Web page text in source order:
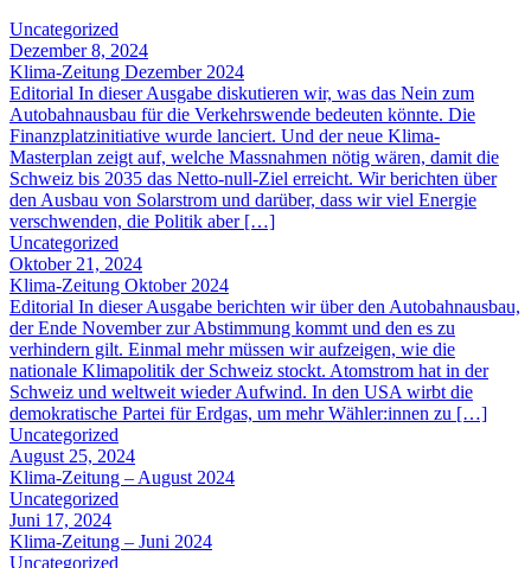
Uncategorized
Dezember 8, 2024
Klima-Zeitung Dezember 2024
Editorial In dieser Ausgabe diskutieren wir, was das Nein zum
Autobahnausbau für die Verkehrswende bedeuten könnte. Die
Finanzplatzinitiative wurde lanciert. Und der neue Klima-
Masterplan zeigt auf, welche Massnahmen nötig wären, damit die
Schweiz bis 2035 das Netto-null-Ziel erreicht. Wir berichten über
den Ausbau von Solarstrom und darüber, dass wir viel Energie
verschwenden, die Politik aber […]
Uncategorized
Oktober 21, 2024
Klima-Zeitung Oktober 2024
Editorial In dieser Ausgabe berichten wir über den Autobahnausbau,
der Ende November zur Abstimmung kommt und den es zu
verhindern gilt. Einmal mehr müssen wir aufzeigen, wie die
nationale Klimapolitik der Schweiz stockt. Atomstrom hat in der
Schweiz und weltweit wieder Aufwind. In den USA wirbt die
demokratische Partei für Erdgas, um mehr Wähler:innen zu […]
Uncategorized
August 25, 2024
Klima-Zeitung – August 2024
Uncategorized
Juni 17, 2024
Klima-Zeitung – Juni 2024
Uncategorized